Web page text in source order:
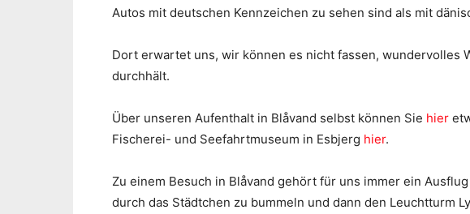
Autos mit deutschen Kennzeichen zu sehen sind als mit
Dort erwartet uns, wir können es nicht fassen, wundervolles
durchhält.
Über unseren Aufenthalt in Blåvand selbst können Sie hier
Fischerei- und Seefahrtmuseum in Esbjerg hier.
Zu einem Besuch in Blåvand gehört für uns immer ein
durch das Städtchen zu bummeln und dann den Leuchtturm